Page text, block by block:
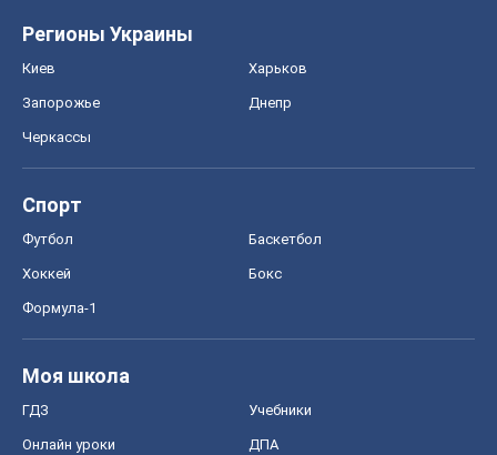
Регионы Украины
Киев Харьков
Запорожье Днепр
Черкассы
Спорт
Футбол Баскетбол
Хоккей Бокс
Формула-1
Моя школа
ГДЗ Учебники
Онлайн уроки ДПА